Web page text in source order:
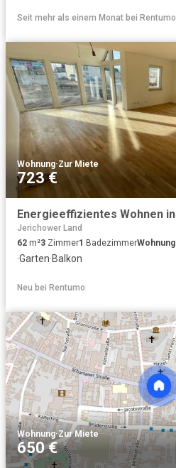
Seit mehr als einem Monat bei Rentumo
Wohnung·Zur Miete
723 €
Jerichower Land
62 m²3 Zimmer1 BadezimmerWohnung
·Garten·Balkon
Neu bei Rentumo
Wohnung·Zur Miete
650 €